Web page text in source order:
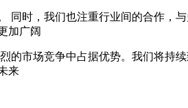
同时，我们也注重行业间的合作，
加广阔
市场竞争中占据优势。我们将持
来